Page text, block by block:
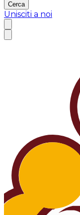
Cerca
Unisciti a noi